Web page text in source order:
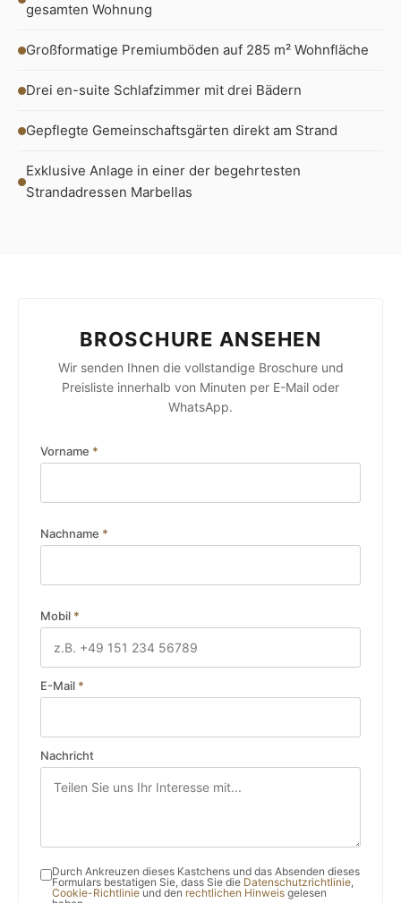
gesamten Wohnung
Großformatige Premiumböden auf 285 m² Wohnfläche
Drei en-suite Schlafzimmer mit drei Bädern
Gepflegte Gemeinschaftsgärten direkt am Strand
Exklusive Anlage in einer der begehrtesten
Strandadressen Marbellas
BROSCHURE ANSEHEN
Wir senden Ihnen die vollstandige Broschure und
Preisliste innerhalb von Minuten per E-Mail oder
WhatsApp.
Vorname *
Nachname *
Mobil *
E-Mail *
Nachricht
Durch Ankreuzen dieses Kastchens und das Absenden dieses
Formulars bestatigen Sie, dass Sie die Datenschutzrichtlinie,
Cookie-Richtlinieund den rechtlichen Hinweis gelesen